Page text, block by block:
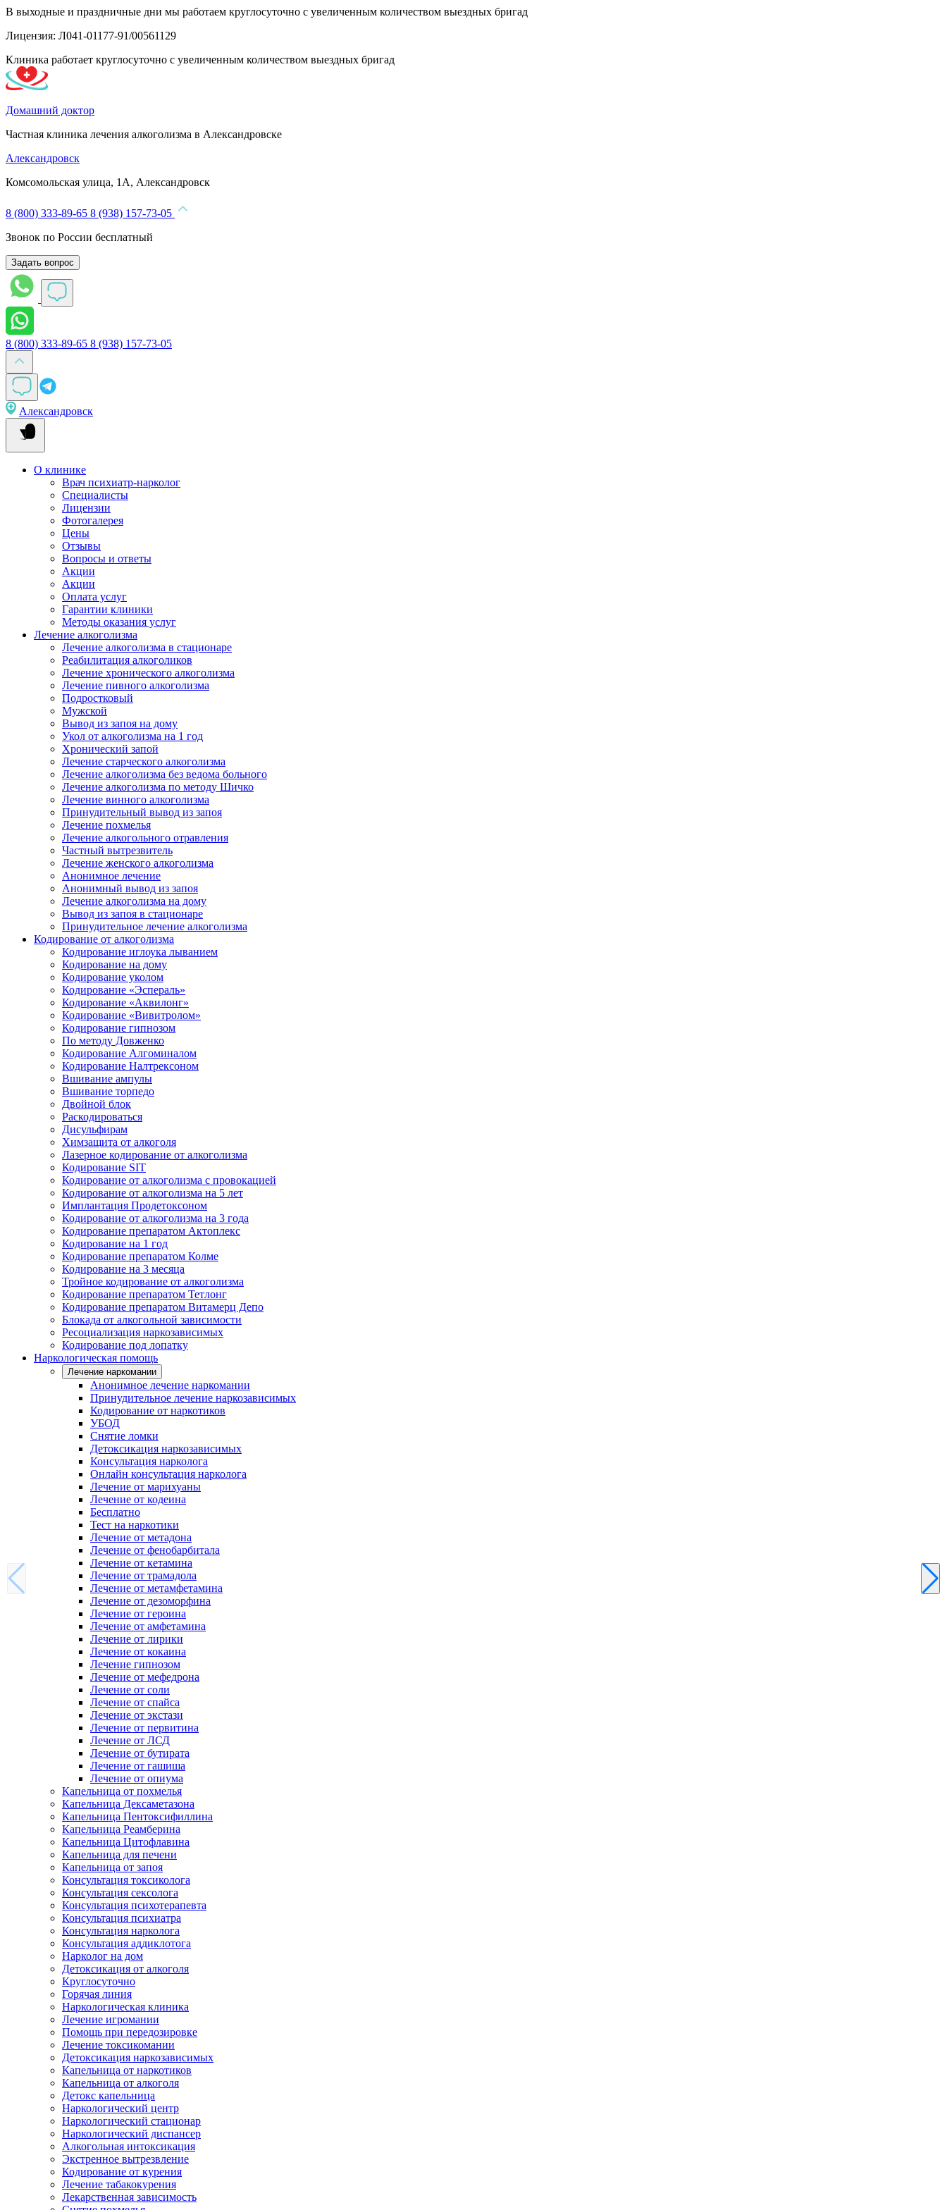
В выходные и праздничные дни мы работаем круглосуточно с увеличенным количеством выездных бригад
Лицензия: Л041-01177-91/00561129
Клиника работает круглосуточно с увеличенным количеством выездных бригад
Домашний доктор
Частная клиника лечения алкоголизма в Александровске
Александровск
Комсомольская улица, 1А, Александровск
8 (800) 333-89-65 8 (938) 157-73-05
Звонок по России бесплатный
Задать вопрос
8 (800) 333-89-65 8 (938) 157-73-05
Александровск
О клинике
Врач психиатр-нарколог
Специалисты
Лицензии
Фотогалерея
Цены
Отзывы
Вопросы и ответы
Акции
Акции
Оплата услуг
Гарантии клиники
Методы оказания услуг
Лечение алкоголизма
Лечение алкоголизма в стационаре
Реабилитация алкоголиков
Лечение хронического алкоголизма
Лечение пивного алкоголизма
Подростковый
Мужской
Вывод из запоя на дому
Укол от алкоголизма на 1 год
Хронический запой
Лечение старческого алкоголизма
Лечение алкоголизма без ведома больного
Лечение алкоголизма по методу Шичко
Лечение винного алкоголизма
Принудительный вывод из запоя
Лечение похмелья
Лечение алкогольного отравления
Частный вытрезвитель
Лечение женского алкоголизма
Анонимное лечение
Анонимный вывод из запоя
Лечение алкоголизма на дому
Вывод из запоя в стационаре
Принудительное лечение алкоголизма
Кодирование от алкоголизма
Кодирование иглоука лыванием
Кодирование на дому
Кодирование уколом
Кодирование «Эспераль»
Кодирование «Аквилонг»
Кодирование «Вивитролом»
Кодирование гипнозом
По методу Довженко
Кодирование Алгоминалом
Кодирование Налтрексоном
Вшивание ампулы
Вшивание торпедо
Двойной блок
Раскодироваться
Дисульфирам
Химзащита от алкоголя
Лазерное кодирование от алкоголизма
Кодирование SIT
Кодирование от алкоголизма с провокацией
Кодирование от алкоголизма на 5 лет
Имплантация Продетоксоном
Кодирование от алкоголизма на 3 года
Кодирование препаратом Актоплекс
Кодирование на 1 год
Кодирование препаратом Колме
Кодирование на 3 месяца
Тройное кодирование от алкоголизма
Кодирование препаратом Тетлонг
Кодирование препаратом Витамерц Депо
Блокада от алкогольной зависимости
Ресоциализация наркозависимых
Кодирование под лопатку
Наркологическая помощь
Лечение наркомании
Анонимное лечение наркомании
Принудительное лечение наркозависимых
Кодирование от наркотиков
УБОД
Снятие ломки
Детоксикация наркозависимых
Консультация нарколога
Онлайн консультация нарколога
Лечение от марихуаны
Лечение от кодеина
Бесплатно
Тест на наркотики
Лечение от метадона
Лечение от фенобарбитала
Лечение от кетамина
Лечение от трамадола
Лечение от метамфетамина
Лечение от дезоморфина
Лечение от героина
Лечение от амфетамина
Лечение от лирики
Лечение от кокаина
Лечение гипнозом
Лечение от мефедрона
Лечение от соли
Лечение от спайса
Лечение от экстази
Лечение от первитина
Лечение от ЛСД
Лечение от бутирата
Лечение от гашиша
Лечение от опиума
Капельница от похмелья
Капельница Дексаметазона
Капельница Пентоксифиллина
Капельница Реамберина
Капельница Цитофлавина
Капельница для печени
Капельница от запоя
Консультация токсиколога
Консультация сексолога
Консультация психотерапевта
Консультация психиатра
Консультация нарколога
Консультация аддиклотога
Нарколог на дом
Детоксикация от алкоголя
Круглосуточно
Горячая линия
Наркологическая клиника
Лечение игромании
Помощь при передозировке
Лечение токсикомании
Детоксикация наркозависимых
Капельница от наркотиков
Капельница от алкоголя
Детокс капельница
Наркологический центр
Наркологический стационар
Наркологический диспансер
Алкогольная интоксикация
Экстренное вытрезвление
Кодирование от курения
Лечение табакокурения
Лекарственная зависимость